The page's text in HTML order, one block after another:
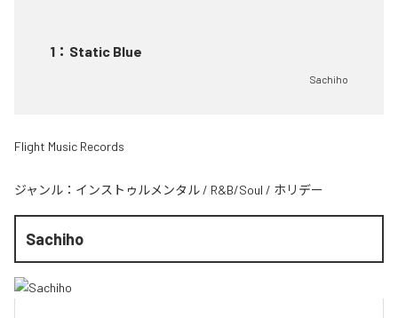
1 ： Static Blue
Sachiho
Flight Music Records
ジャンル： インストゥルメンタル / R&B/Soul / ホリデー
Sachiho